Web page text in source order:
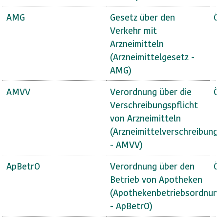
AMG
Gesetz über den
Verkehr mit
Arzneimitteln
(Arzneimittelgesetz -
AMG)
AMVV
Verordnung über die
Verschreibungspflicht
von Arzneimitteln
- AMVV)
ApBetrO
Verordnung über den
Betrieb von Apotheken
- ApBetrO)